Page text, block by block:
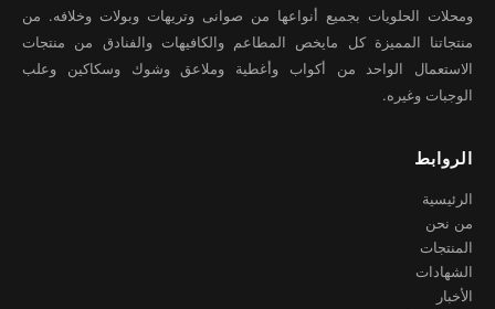
ومحلات الحلويات بجميع أنواعها من صوانى وتريهات وبولات وخلافه. من
منتجاتنا المميزة كل مايخص المطاعم والكافيهات والفنادق من منتجات
الاستعمال الواحد من أكواب وأغطية وملاعق وشوك وسكاكين وعلب
الوجبات وغيره.
الروابط
الرئيسية
من نحن
المنتجات
الشهادات
الأخبار